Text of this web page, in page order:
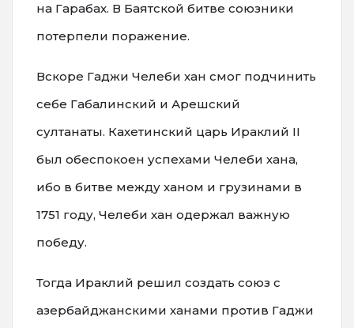
на Гарабах. В Баятской битве союзники
потерпели поражение.
Вскоре Гаджи Челеби хан смог подчинить
себе Габалинский и Арешский
султанаты. Кахетинский царь Ираклий II
был обеспокоен успехами Челеби хана,
ибо в битве между ханом и грузинами в
1751 году, Челеби хан одержал важную
победу.
Тогда Ираклий решил создать союз с
азербайджанскими ханами против Гаджи